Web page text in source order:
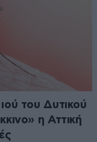
του Δυτικού
η Αττική